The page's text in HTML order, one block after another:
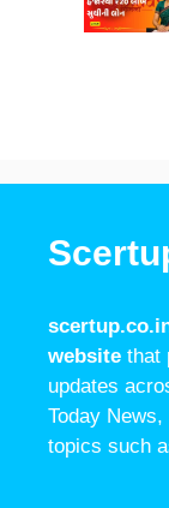
website that
updates
Today
topics such